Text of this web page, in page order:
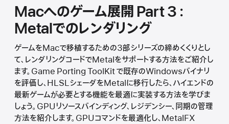
Macへのゲーム展開 Part 3：
Metalでのレンダリング
ゲームをMacで移植するための3部シリーズの締めくくりとし
て、レンダリングコードでMetalをサポートする方法をご紹介し
ます。Game Porting ToolKit で既存のWindowsバイナリ
を評価し、HLSLシェーダをMetalに移行したら、ハイエンドの
最新ゲームが必要とする機能を最適に実装する方法を学びま
しょう。GPUリソースバインディング、レジデンシー、同期の管理
方法を紹介します。GPUコマンドを最適化し、MetalFX